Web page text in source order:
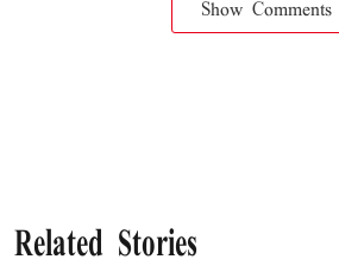
Show Comments
Related Stories